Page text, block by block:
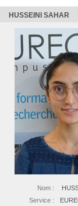
HUSSEINI SAHAR
Nom :
Service :